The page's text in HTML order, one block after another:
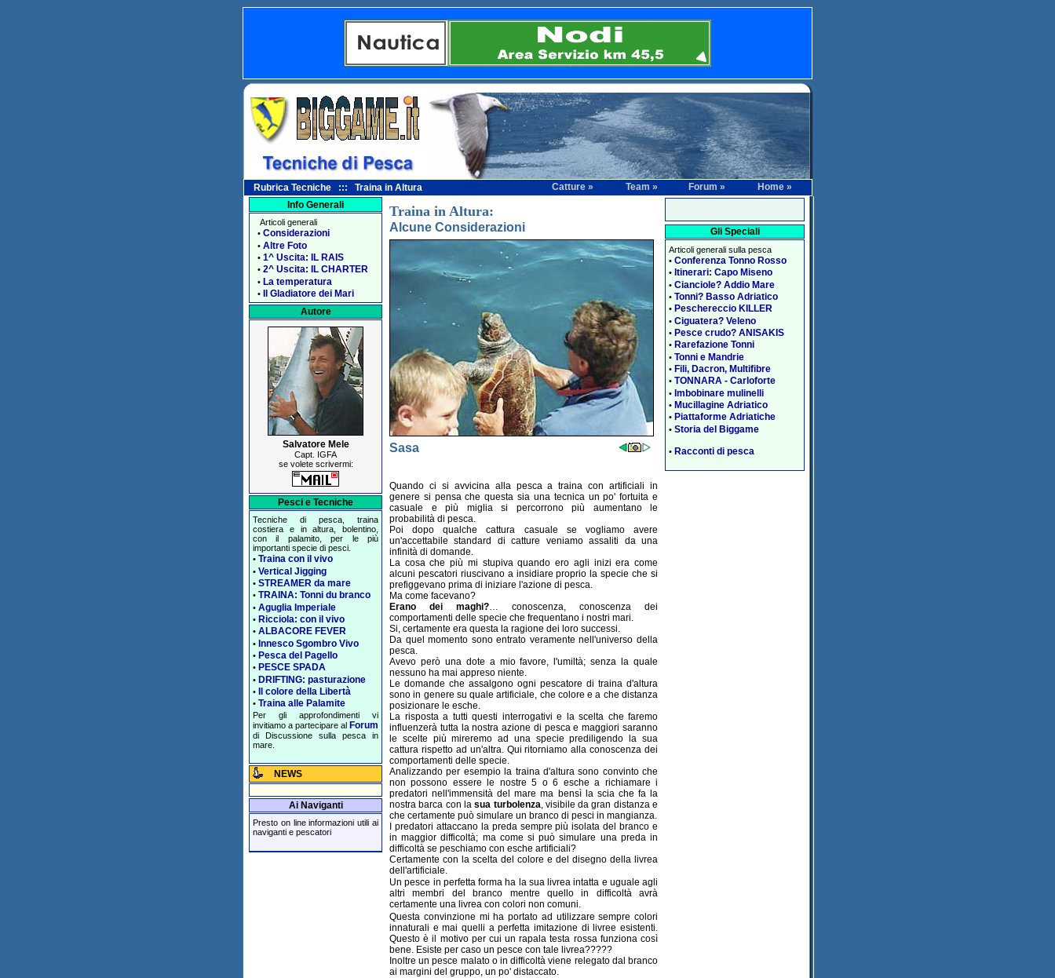
Rubrica Tecniche ::: Traina in Altura Catture » Team » Forum »
Home »
Info Generali
Articoli generali
• Considerazioni
• Altre Foto
• 1^ Uscita: IL RAIS
• 2^ Uscita: IL CHARTER
• La temperatura
•
Il Gladiatore dei Mari
Autore
Salvatore Mele
Capt. IGFA
se volete scrivermi:
Pesci e Tecniche
Tecniche di pesca, traina
costiera e in altura, bolentino,
con il palamito, per le più
importanti specie di pesci.
• Traina con il vivo
• Vertical Jigging
• STREAMER da mare
• TRAINA: Tonni du branco
• Aguglia Imperiale
• Ricciola: con il vivo
• ALBACORE FEVER
• Innesco Sgombro Vivo
• Pesca del Pagello
• PESCE SPADA
• DRIFTING: pasturazione
• Il colore della Libertà
• Traina alle Palamite
Per gli approfondimenti vi
invitiamo a partecipare al Forum
di Discussione sulla pesca in
mare.
NEWS
Ai Naviganti
Presto on line informazioni utili ai
naviganti e pescatori
Traina in Altura:
Alcune Considerazioni
Sasa
Quando ci si avvicina alla pesca a traina con artificiali in
genere si pensa che questa sia una tecnica un po' fortuita e
casuale e più miglia si percorrono più aumentano le
probabilità di pesca.
Poi dopo qualche cattura casuale se vogliamo avere
un'accettabile standard di catture veniamo assaliti da una
infinità di domande.
La cosa che più mi stupiva quando ero agli inizi era come
alcuni pescatori riuscivano a insidiare proprio la specie che si
prefiggevano prima di iniziare l'azione di pesca.
Ma come facevano?
Erano dei maghi?… conoscenza, conoscenza dei
comportamenti delle specie che frequentano i nostri mari.
Si, certamente era questa la ragione dei loro successi.
Da quel momento sono entrato veramente nell'universo della
pesca.
Avevo però una dote a mio favore, l'umiltà; senza la quale
nessuno ha mai appreso niente.
Le domande che assalgono ogni pescatore di traina d'altura
sono in genere su quale artificiale, che colore e a che distanza
posizionare le esche.
La risposta a tutti questi interrogativi e la scelta che faremo
influenzerà tutta la nostra azione di pesca e maggiori saranno
le scelte più mireremo ad una specie prediligendo la sua
cattura rispetto ad un'altra. Qui ritorniamo alla conoscenza dei
comportamenti delle specie.
Analizzando per esempio la traina d'altura sono convinto che
non possono essere le nostre 5 o 6 esche a richiamare i
predatori nell'immensità del mare ma bensì la scia che fa la
nostra barca con lasua turbolenza, visibile da gran distanza e
che certamente può simulare un branco di pesci in mangianza.
I predatori attaccano la preda sempre più isolata del branco e
in maggior difficoltà; ma come si può simulare una preda in
difficoltà se peschiamo con esche artificiali?
Certamente con la scelta del colore e del disegno della livrea
dell'artificiale.
Un pesce in perfetta forma ha la sua livrea intatta e uguale agli
altri membri del branco mentre quello in difficoltà avrà
certamente una livrea con colori non comuni.
Questa convinzione mi ha portato ad utilizzare sempre colori
innaturali e mai quelli a perfetta imitazione di livree esistenti.
Questo è il motivo per cui un rapala testa rossa funziona così
bene. Esiste per caso un pesce con tale livrea?????
Inoltre un pesce malato o in difficoltà viene relegato dal branco
ai margini del gruppo, un po' distaccato.
Gli Speciali
Articoli generali sulla pesca
• Conferenza Tonno Rosso
• Itinerari: Capo Miseno
• Cianciole? Addio Mare
• Tonni? Basso Adriatico
• Peschereccio KILLER
• Ciguatera? Veleno
• Pesce crudo? ANISAKIS
• Rarefazione Tonni
• Tonni e Mandrie
• Fili, Dacron, Multifibre
• TONNARA - Carloforte
• Imbobinare mulinelli
• Mucillagine Adriatico
• Piattaforme Adriatiche
• Storia del Biggame
• Racconti di pesca